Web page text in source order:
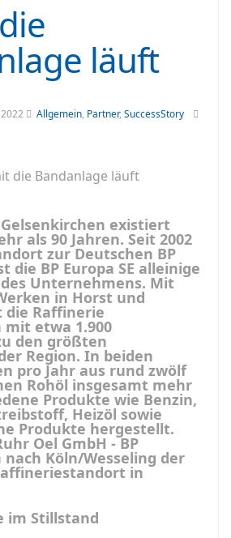
läuft
Allgemein, Partner, SuccessStory
existiert
als 90 Jahren. Seit 2002
zur Deutschen BP
die BP Europa SE alleinige
Unternehmens. Mit
in Horst und
die Raffinerie
mit etwa 1.900
den größten
Region. In beiden
pro Jahr aus rund zwölf
Rohöl insgesamt mehr
Produkte wie Benzin,
Heizöl sowie
Produkte hergestellt.
Oel GmbH - BP
nach Köln/Wesseling der
in
im Stillstand